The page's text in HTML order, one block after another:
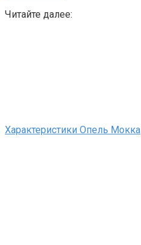
Читайте далее:
Характеристики Опель Мокка